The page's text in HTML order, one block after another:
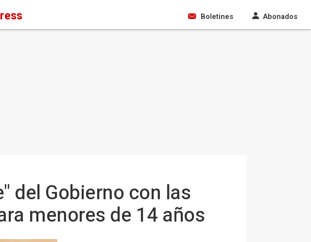
Boletines Abonados
del Gobierno con las
menores de 14 años